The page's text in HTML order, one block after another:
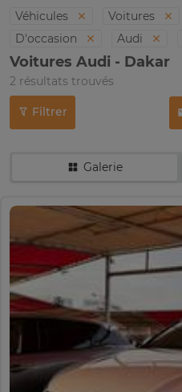
Véhicules
Voitures
D'occasion
Audi
Voitures Audi - Dakar
2 résultats trouvés
Filtrer
Galerie